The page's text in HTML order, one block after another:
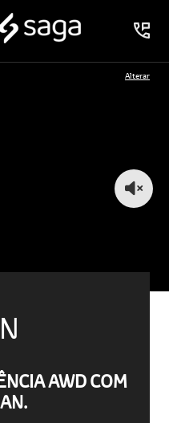
Alterar
AWD COM